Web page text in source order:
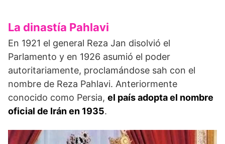
La dinastía Pahlavi
En 1921 el general Reza Jan disolvió el
Parlamento y en 1926 asumió el poder
autoritariamente, proclamándose sah con el
nombre de Reza Pahlavi. Anteriormente
conocido como Persia, el país adopta el nombre
oficial de Irán en 1935.